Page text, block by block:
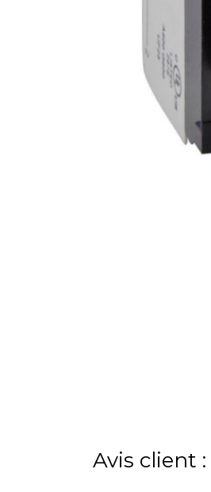
Avis client :